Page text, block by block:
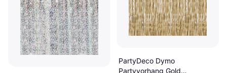
PartyDeco Dymo
Partyvorhang Gold